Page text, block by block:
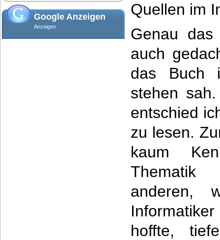
Google Anzeigen
Anzeigen
Quellen im
Genau
auch
das Buch
stehen
entschied
zu lesen.
kaum
anderen,
hoffte,